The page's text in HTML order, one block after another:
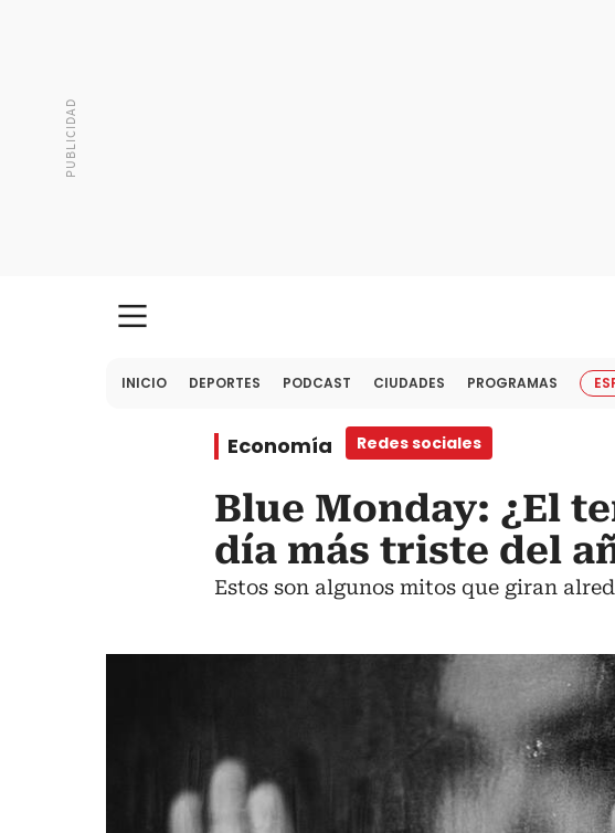
INICIO DEPORTES PODCAST CIUDADES PROGRAMAS
Economía Redes sociales
Blue Monday: ¿El
día más triste del
Estos son algunos mitos que giran